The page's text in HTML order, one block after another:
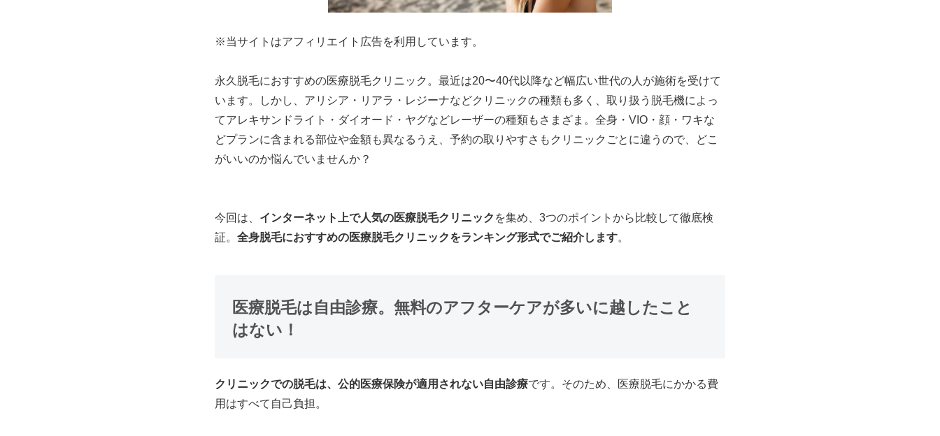
※当サイトはアフィリエイト広告を利用しています。
永久脱毛におすすめの医療脱毛クリニック。最近は20〜40代以降など幅広い世代の人が施術を受けて
います。しかし、アリシア・リアラ・レジーナなどクリニックの種類も多く、取り扱う脱毛機によっ
てアレキサンドライト・ダイオード・ヤグなどレーザーの種類もさまざま。全身・VIO・顔・ワキな
どプランに含まれる部位や金額も異なるうえ、予約の取りやすさもクリニックごとに違うので、どこ
がいいのか悩んでいませんか？
今回は、 インターネット上で人気の医療脱毛クリニック を集め、3つのポイントから比較して徹底検
証。 全身脱毛におすすめの医療脱毛クリニックをランキング形式でご紹介します。
医療脱毛は自由診療。無料のアフターケアが多いに越したこと
はない！
クリニックでの脱毛は、 公的医療保険が適用されない自由診療です。そのため、医療脱毛にかかる費
用はすべて自己負担。